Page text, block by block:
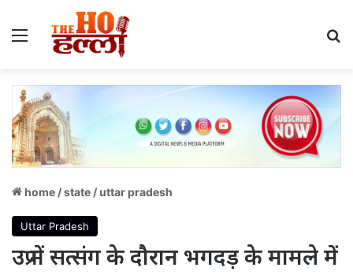
Menu
home /state /uttar pradesh
Uttar Pradesh
उप्र में सत्संग के दौरान भगदड़ के मामले में